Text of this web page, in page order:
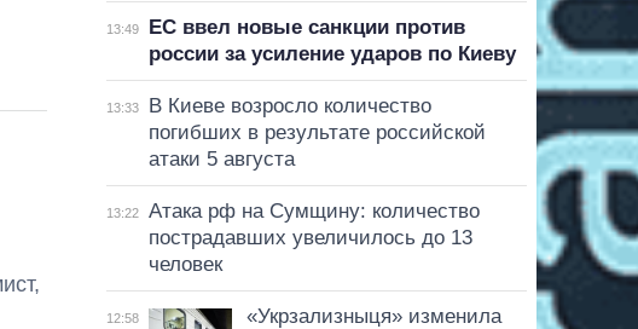
13:49
ЕС ввел новые санкции против
россии за усиление ударов по Киеву
13:33
В Киеве возросло количество
погибших в результате российской
атаки 5 августа
13:22
Атака рф на Сумщину: количество
пострадавших увеличилось до 13
человек
12:58
«Укрзализныця» изменила